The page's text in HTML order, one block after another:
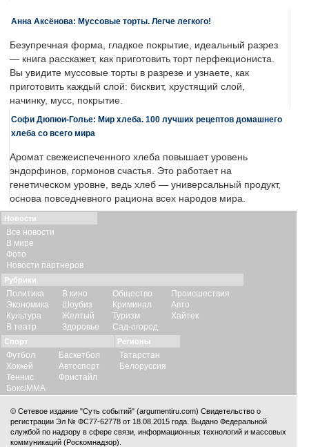
Анна Аксёнова: Муссовые торты. Легче легкого!
Безупречная форма, гладкое покрытие, идеальный разрез
— книга расскажет, как приготовить торт перфекциониста.
Вы увидите муссовые торты в разрезе и узнаете, как
приготовить каждый слой: бисквит, хрустящий слой,
начинку, мусс, покрытие.
Софи Дюпюи-Голье: Мир хлеба. 100 лучших рецептов домашнего
хлеба со всего мира
Аромат свежеиспеченного хлеба повышает уровень
эндорфинов, гормонов счастья. Это работает на
генетическом уровне, ведь хлеб — универсальный продукт,
основа повседневного рациона всех народов мира.
Новости
Все новости
В мире
Фото
Новости партнеров
Рубрики
Политика
Экономика
Культура
В театр
В кино
Шоубиз
Желтый
Здоровье
Общество
Криминал
Туризм
Сад-огород
Происшествия
Авто
Хайтек
Спорт
Футбол
Хоккей
Теннис
Бокс/ММА
Баскетбол
Автоспорт
Фристайл
Регионы
Татарстан
Белоруссия
© Сетевое издание "Суть событий" (argumentiru.com) Свидетельство о
регистрации Эл № ФС77-62778 от 18.08.2015 года. Выдано Федеральной
службой по надзору в сфере связи, информационных технологий и массовых
коммуникаций (Роскомнадзор).